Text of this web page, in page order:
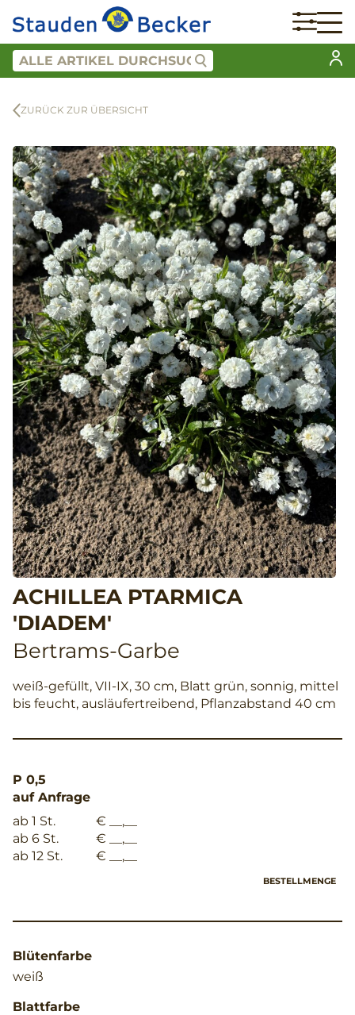
ZURÜCK ZUR ÜBERSICHT
ACHILLEA PTARMICA
'DIADEM'
Bertrams-Garbe
weiß-gefüllt, VII-IX, 30 cm, Blatt grün, sonnig, mittel
bis feucht, ausläufertreibend, Pflanzabstand 40 cm
P 0,5
auf Anfrage
ab 1 St.
€ __,__
ab 6 St.
€ __,__
ab 12 St.
€ __,__
BESTELLMENGE
Blütenfarbe
weiß
Blattfarbe